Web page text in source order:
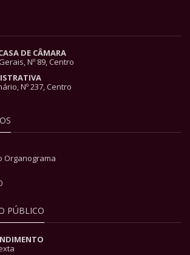
DE CÂMARA
Nº 89, Centro
Nº 237, Centro
Organograma
PÚBLICO